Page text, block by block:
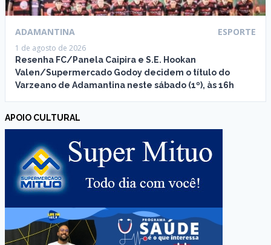
ADAMANTINA ESPORTE
1 de agosto de 2026
Resenha FC/Panela Caipira e S.E. Hookan
Valen/Supermercado Godoy decidem o título do
Varzeano de Adamantina neste sábado (1º), às 16h
APOIO CULTURAL